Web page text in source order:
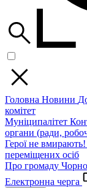
Головна Новини
комітет
Муніципалітет
органи (ради,
Герої не вмирають!
переміщених осіб
Про громаду
Електронна черга